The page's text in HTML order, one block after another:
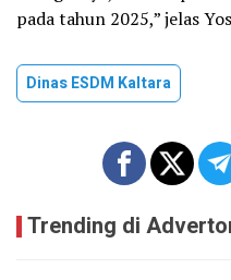
pada tahun 2025,” jelas
Dinas ESDM Kaltara
Trending di